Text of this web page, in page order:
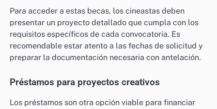
Para acceder a estas becas, los cineastas deben
presentar un proyecto detallado que cumpla con los
requisitos específicos de cada convocatoria. Es
recomendable estar atento a las fechas de solicitud y
preparar la documentación necesaria con antelación.
Préstamos para proyectos creativos
Los préstamos son otra opción viable para financiar